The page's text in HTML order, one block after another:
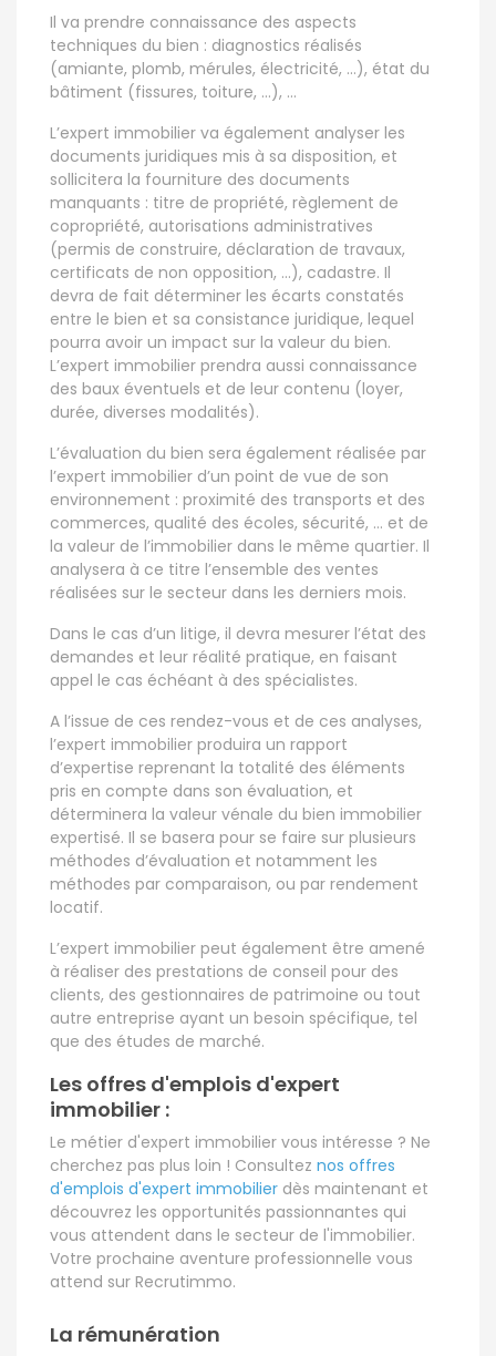
Il va prendre connaissance des aspects
techniques du bien : diagnostics réalisés
(amiante, plomb, mérules, électricité, …), état du
bâtiment (fissures, toiture, …), …
L’expert immobilier va également analyser les
documents juridiques mis à sa disposition, et
sollicitera la fourniture des documents
manquants : titre de propriété, règlement de
copropriété, autorisations administratives
(permis de construire, déclaration de travaux,
certificats de non opposition, …), cadastre. Il
devra de fait déterminer les écarts constatés
entre le bien et sa consistance juridique, lequel
pourra avoir un impact sur la valeur du bien.
L’expert immobilier prendra aussi connaissance
des baux éventuels et de leur contenu (loyer,
durée, diverses modalités).
L’évaluation du bien sera également réalisée par
l’expert immobilier d’un point de vue de son
environnement : proximité des transports et des
commerces, qualité des écoles, sécurité, … et de
la valeur de l’immobilier dans le même quartier. Il
analysera à ce titre l’ensemble des ventes
réalisées sur le secteur dans les derniers mois.
Dans le cas d’un litige, il devra mesurer l’état des
demandes et leur réalité pratique, en faisant
appel le cas échéant à des spécialistes.
A l’issue de ces rendez-vous et de ces analyses,
l’expert immobilier produira un rapport
d’expertise reprenant la totalité des éléments
pris en compte dans son évaluation, et
déterminera la valeur vénale du bien immobilier
expertisé. Il se basera pour se faire sur plusieurs
méthodes d’évaluation et notamment les
méthodes par comparaison, ou par rendement
locatif.
L’expert immobilier peut également être amené
à réaliser des prestations de conseil pour des
clients, des gestionnaires de patrimoine ou tout
autre entreprise ayant un besoin spécifique, tel
que des études de marché.
Les offres d'emplois d'expert
immobilier :
Le métier d'expert immobilier vous intéresse ? Ne
cherchez pas plus loin ! Consultez nos offres
d'emplois d'expert immobilier dès maintenant et
découvrez les opportunités passionnantes qui
vous attendent dans le secteur de l'immobilier.
Votre prochaine aventure professionnelle vous
attend sur Recrutimmo.
La rémunération